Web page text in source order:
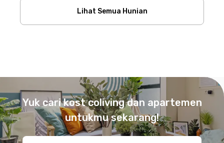
Lihat Semua Hunian
Yuk cari kost coliving dan apartemen
untukmu sekarang!